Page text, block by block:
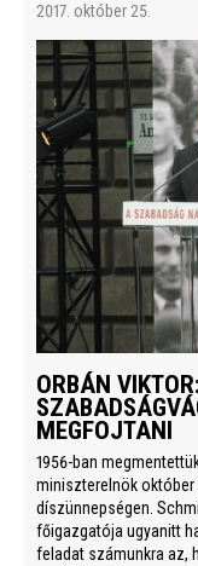
2017. október 25.
ORBÁN
MEGFOJTANI
1956-ban
miniszterelnök október
díszünnepségen.
főigazgatója ugyanitt
feladat számunkra az,